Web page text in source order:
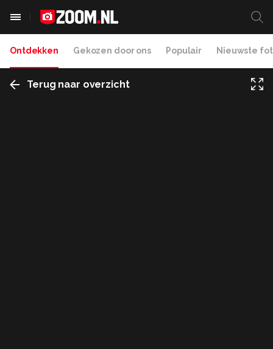
Ontdekken Gekozen door ons Populair Nieuwste
Terug naar overzicht